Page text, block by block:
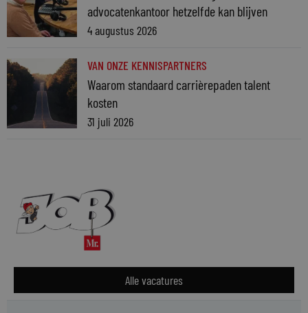
advocatenkantoor hetzelfde kan blijven
4 augustus 2026
VAN ONZE KENNISPARTNERS
Waarom standaard carrièrepaden talent
kosten
31 juli 2026
Alle vacatures